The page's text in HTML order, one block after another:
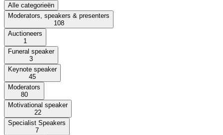
Alle categorieën
Moderators, speakers & presenters
108
Auctioneers
1
Funeral speaker
3
Keynote speaker
45
Moderators
80
Motivational speaker
22
Specialist Speakers
7